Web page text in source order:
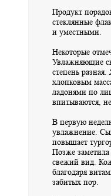
Продукт
стеклянные
и уместными.
Некоторые
Увлажняющие
степень
хлопковым
ладонями по
впитываются,
В первую
увлажнение.
повышает
Позже
свежий вид.
благодаря
забитых пор.